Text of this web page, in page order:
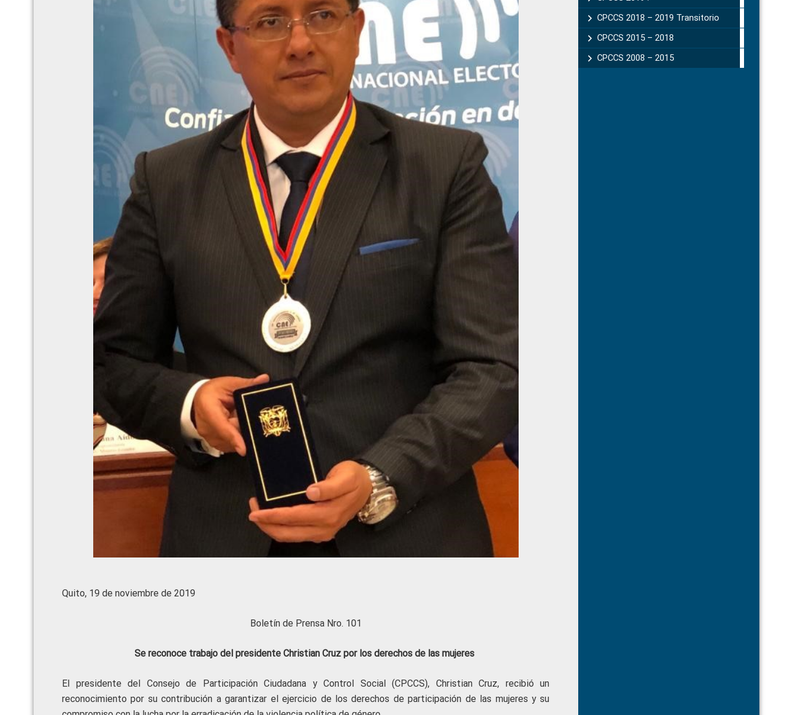
Quito, 19 de noviembre de 2019
Boletín de Prensa Nro. 101
Se reconoce trabajo del presidente Christian Cruz por los derechos de las mujeres
El presidente del Consejo de Participación Ciudadana y Control Social (CPCCS), Christian Cruz, recibió un
reconocimiento por su contribución a garantizar el ejercicio de los derechos de participación de las mujeres y su
CPCCS 2018 – 2019 Transitorio
CPCCS 2015 – 2018
CPCCS 2008 – 2015